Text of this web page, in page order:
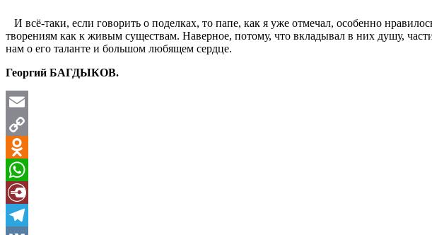
И всё-таки, если говорить о поделках, то папе, как я уже отмечал, особенно
творениям как к живым существам. Наверное, потому, что вкладывал в них душу,
нам о его таланте и большом любящем сердце.
Георгий БАГДЫКОВ.
Email
Copy
Link
Odnoklassniki
WhatsApp
Diary.Ru